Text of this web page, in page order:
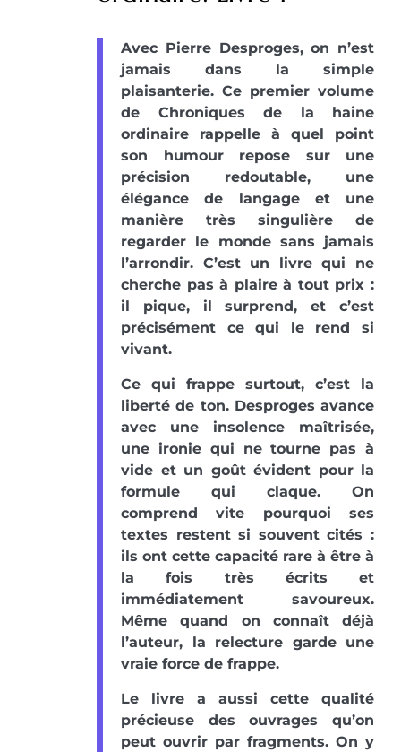
Avec Pierre Desproges, on n’est
jamais dans la simple
plaisanterie. Ce premier volume
de Chroniques de la haine
ordinaire rappelle à quel point
son humour repose sur une
précision redoutable, une
élégance de langage et une
manière très singulière de
regarder le monde sans jamais
l’arrondir. C’est un livre qui ne
cherche pas à plaire à tout prix :
il pique, il surprend, et c’est
précisément ce qui le rend si
vivant.
Ce qui frappe surtout, c’est la
liberté de ton. Desproges avance
avec une insolence maîtrisée,
une ironie qui ne tourne pas à
vide et un goût évident pour la
formule qui claque. On
comprend vite pourquoi ses
textes restent si souvent cités :
ils ont cette capacité rare à être à
la fois très écrits et
immédiatement savoureux.
Même quand on connaît déjà
l’auteur, la relecture garde une
vraie force de frappe.
Le livre a aussi cette qualité
précieuse des ouvrages qu’on
peut ouvrir par fragments. On y